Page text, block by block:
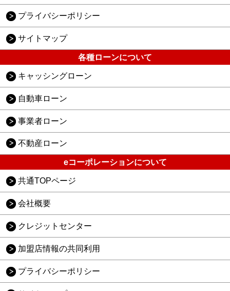
プライバシーポリシー
サイトマップ
各種ローンについて
キャッシングローン
自動車ローン
事業者ローン
不動産ローン
eコーポレーションについて
共通TOPページ
会社概要
クレジットセンター
加盟店情報の共同利用
プライバシーポリシー